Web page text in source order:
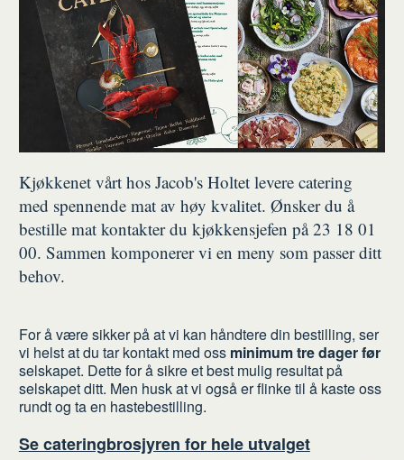
Kjøkkenet vårt hos Jacob's Holtet levere catering
med spennende mat av høy kvalitet. Ønsker du å
bestille mat kontakter du kjøkkensjefen på 23 18 01
00. Sammen komponerer vi en meny som passer ditt
behov.
For å være sikker på at vi kan håndtere din bestilling, ser
vi helst at du tar kontakt med oss minimum tre dager før
selskapet. Dette for å sikre et best mulig resultat på
selskapet ditt. Men husk at vi også er flinke til å kaste oss
rundt og ta en hastebestilling.
Se cateringbrosjyren for hele utvalget